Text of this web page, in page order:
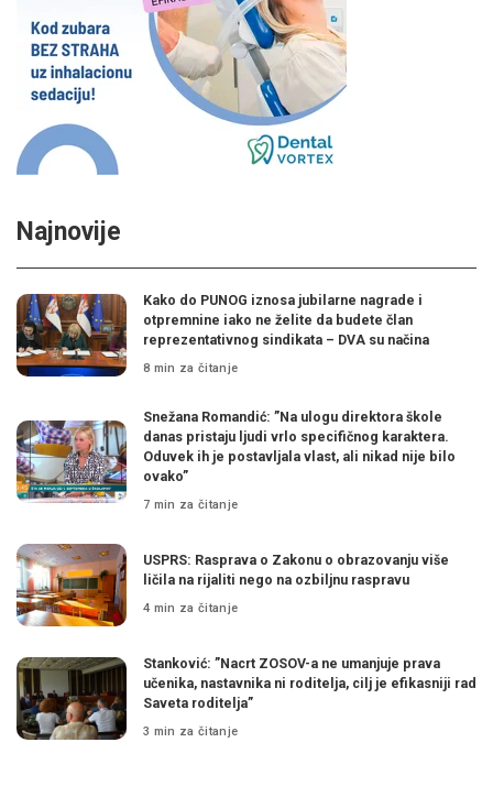
Najnovije
Kako do PUNOG iznosa jubilarne nagrade i
otpremnine iako ne želite da budete član
reprezentativnog sindikata – DVA su načina
8 min za čitanje
Snežana Romandić: ”Na ulogu direktora škole
danas pristaju ljudi vrlo specifičnog karaktera.
Oduvek ih je postavljala vlast, ali nikad nije bilo
ovako”
7 min za čitanje
USPRS: Rasprava o Zakonu o obrazovanju više
ličila na rijaliti nego na ozbiljnu raspravu
4 min za čitanje
Stanković: ”Nacrt ZOSOV-a ne umanjuje prava
učenika, nastavnika ni roditelja, cilj je efikasniji rad
Saveta roditelja”
3 min za čitanje